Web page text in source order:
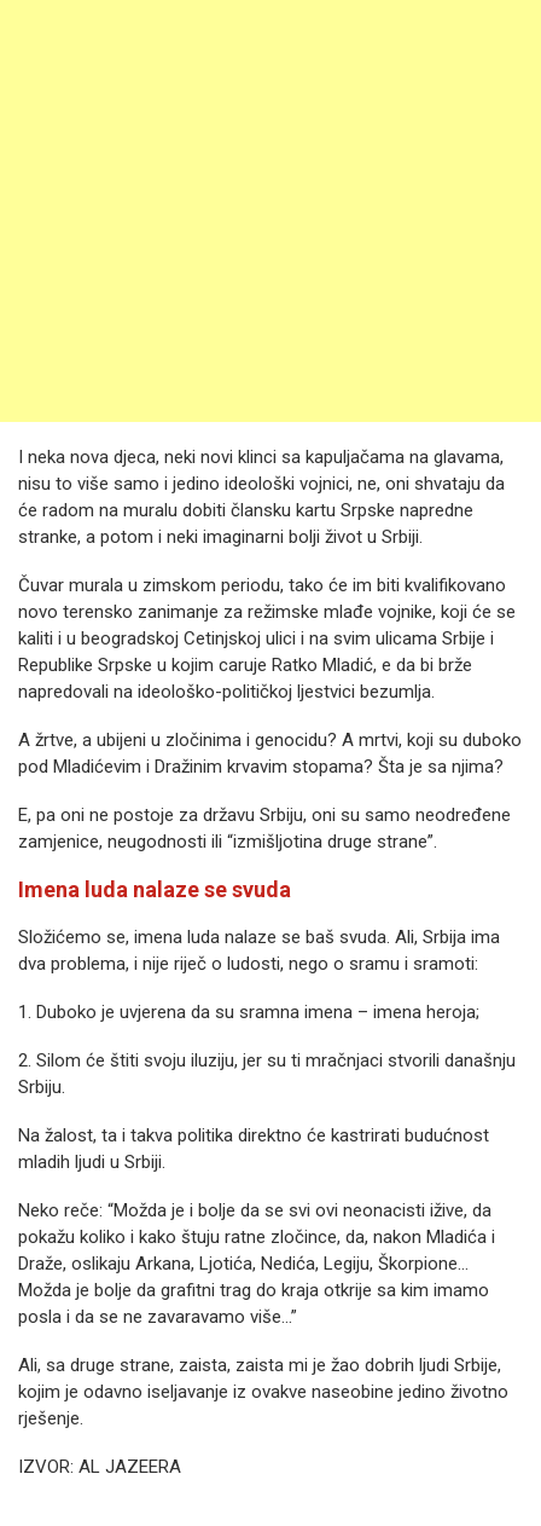
I neka nova djeca, neki novi klinci sa kapuljačama na glavama,
nisu to više samo i jedino ideološki vojnici, ne, oni shvataju da
će radom na muralu dobiti člansku kartu Srpske napredne
stranke, a potom i neki imaginarni bolji život u Srbiji.
Čuvar murala u zimskom periodu, tako će im biti kvalifikovano
novo terensko zanimanje za režimske mlađe vojnike, koji će se
kaliti i u beogradskoj Cetinjskoj ulici i na svim ulicama Srbije i
Republike Srpske u kojim caruje Ratko Mladić, e da bi brže
napredovali na ideološko-političkoj ljestvici bezumlja.
A žrtve, a ubijeni u zločinima i genocidu? A mrtvi, koji su duboko
pod Mladićevim i Dražinim krvavim stopama? Šta je sa njima?
E, pa oni ne postoje za državu Srbiju, oni su samo neodređene
zamjenice, neugodnosti ili “izmišljotina druge strane”.
Imena luda nalaze se svuda
Složićemo se, imena luda nalaze se baš svuda. Ali, Srbija ima
dva problema, i nije riječ o ludosti, nego o sramu i sramoti:
1. Duboko je uvjerena da su sramna imena – imena heroja;
2. Silom će štiti svoju iluziju, jer su ti mračnjaci stvorili današnju
Srbiju.
Na žalost, ta i takva politika direktno će kastrirati budućnost
mladih ljudi u Srbiji.
Neko reče: “Možda je i bolje da se svi ovi neonacisti ižive, da
pokažu koliko i kako štuju ratne zločince, da, nakon Mladića i
Draže, oslikaju Arkana, Ljotića, Nedića, Legiju, Škorpione…
Možda je bolje da grafitni trag do kraja otkrije sa kim imamo
posla i da se ne zavaravamo više…”
Ali, sa druge strane, zaista, zaista mi je žao dobrih ljudi Srbije,
kojim je odavno iseljavanje iz ovakve naseobine jedino životno
rješenje.
IZVOR: AL JAZEERA